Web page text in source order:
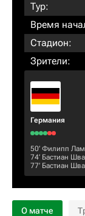
Тур:
Время
Стадион:
Зрители:
Германия
50‎’‎ Филипп Лам
74‎’‎ Бастиан
77‎’‎ Бастиан
О матче